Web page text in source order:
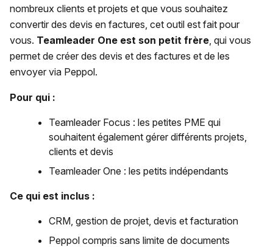
nombreux clients et projets et que vous souhaitez
convertir des devis en factures, cet outil est fait pour
vous. Teamleader One est son petit frère , qui vous
permet de créer des devis et des factures et de les
envoyer via Peppol.
Pour qui :
Teamleader Focus : les petites PME qui
souhaitent également gérer différents projets,
clients et devis
Teamleader One : les petits indépendants
Ce qui est inclus :
CRM, gestion de projet, devis et facturation
Peppol compris sans limite de documents